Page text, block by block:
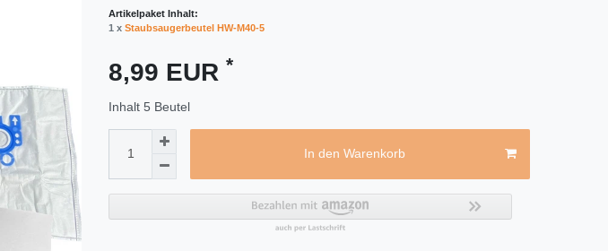
Artikelpaket Inhalt:
1 x Staubsaugerbeutel HW-M40-5
8,99 EUR *
Inhalt 5 Beutel
In den Warenkorb